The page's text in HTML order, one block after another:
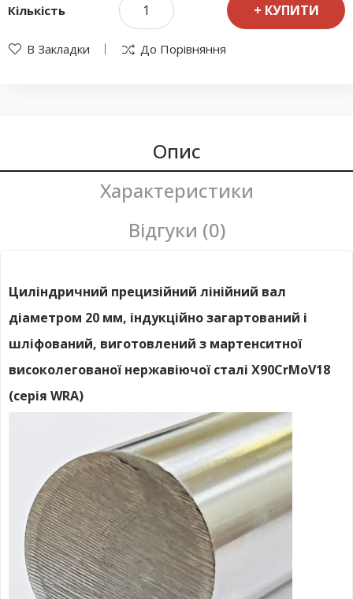
Кількість КУПИТИ
В Закладки До Порівняння
Опис
Характеристики
Відгуки (0)
Циліндричний прецизійний лінійний вал
діаметром 20 мм, індукційно загартований і
шліфований, виготовлений з мартенситної
високолегованої нержавіючої сталі X90CrMoV18
(серія WRA)